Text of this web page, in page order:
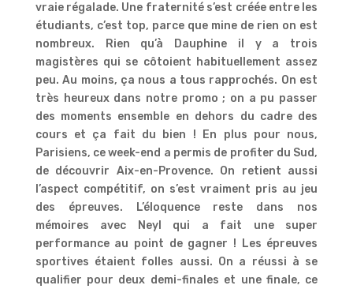
vraie régalade. Une fraternité s’est créée entre les
étudiants, c’est top, parce que mine de rien on est
nombreux. Rien qu’à Dauphine il y a trois
magistères qui se côtoient habituellement assez
peu. Au moins, ça nous a tous rapprochés. On est
très heureux dans notre promo ; on a pu passer
des moments ensemble en dehors du cadre des
cours et ça fait du bien ! En plus pour nous,
Parisiens, ce week-end a permis de profiter du Sud,
de découvrir Aix-en-Provence. On retient aussi
l’aspect compétitif, on s’est vraiment pris au jeu
des épreuves. L’éloquence reste dans nos
mémoires avec Neyl qui a fait une super
performance au point de gagner ! Les épreuves
sportives étaient folles aussi. On a réussi à se
qualifier pour deux demi-finales et une finale, ce